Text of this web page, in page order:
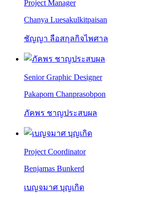
Project Manager
Chanya Luesakulkitpaisan
ชัญญา ลือสกุลกิจไพศาล
Senior Graphic Designer
Pakaporn Chanprasobpon
ภัคพร ชาญประสบผล
Project Coordinator
Benjamas Bunkerd
เบญจมาศ บุญเกิด